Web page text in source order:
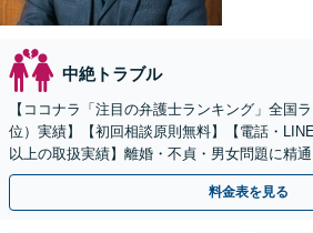
中絶トラブル
【ココナラ「注目の弁護士ランキング」全国
位）実績】【初回相談原則無料】【電話・
以上の取扱実績】離婚・不貞・男女問題に精
尽力します【全国対応可】 【国際離婚取扱経
料金表を見る